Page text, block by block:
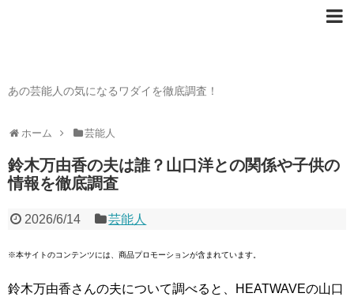
あの芸能人の気になるワダイを徹底調査！
ホーム 芸能人
鈴木万由香の夫は誰？山口洋との関係や子供の
情報を徹底調査
2026/6/14 芸能人
※本サイトのコンテンツには、商品プロモーションが含まれています。
鈴木万由香さんの夫について調べると、HEATWAVEの山口